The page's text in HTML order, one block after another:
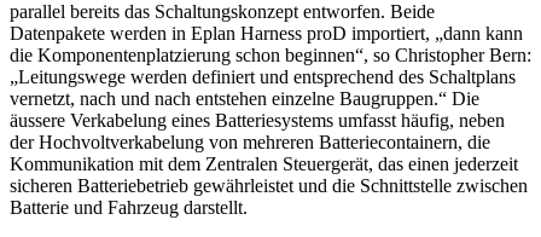
parallel bereits das Schaltungskonzept entworfen. Beide
Datenpakete werden in Eplan Harness proD importiert, „dann kann
die Komponentenplatzierung schon beginnen“, so Christopher Bern:
„Leitungswege werden definiert und entsprechend des Schaltplans
vernetzt, nach und nach entstehen einzelne Baugruppen.“ Die
äussere Verkabelung eines Batteriesystems umfasst häufig, neben
der Hochvoltverkabelung von mehreren Batteriecontainern, die
Kommunikation mit dem Zentralen Steuergerät, das einen jederzeit
sicheren Batteriebetrieb gewährleistet und die Schnittstelle zwischen
Batterie und Fahrzeug darstellt.